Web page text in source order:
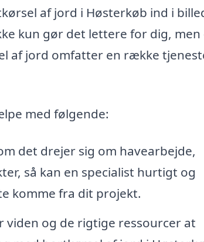
af jord i Høsterkøb ind i
kun gør det lettere for dig, men
af jord omfatter en række
med følgende:
det drejer sig om havearbejde,
så kan en specialist hurtigt og
komme fra dit projekt.
viden og de rigtige ressourcer at